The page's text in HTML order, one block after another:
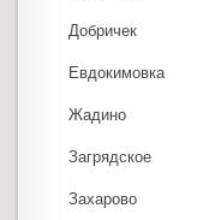
Добричек
Евдокимовка
Жадино
Загрядское
Захарово